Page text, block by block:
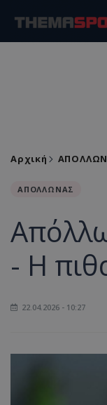
Αρχική
ΑΠΟΛΛΩΝΑΣ
- Η
22.04.2026 - 10:27